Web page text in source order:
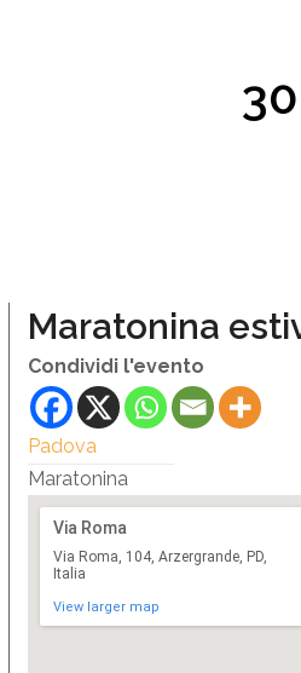
Maratonina
Condividi l'evento
Padova
Maratonina
Via Roma
Via Roma, 104, Arzergrande, PD,
Italia
View larger map